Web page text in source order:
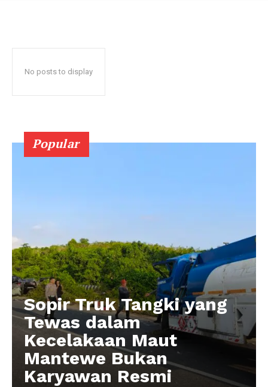
No posts to display
Popular
Sopir Truk Tangki yang
Tewas dalam
Kecelakaan Maut
Mantewe Bukan
Karyawan Resmi